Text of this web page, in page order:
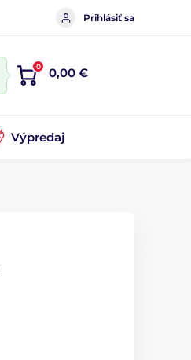
Prihlásiť sa
0 0,00 €
Výpredaj